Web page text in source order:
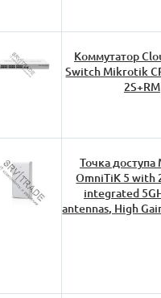
Коммутатор
Switch Mikrotik
2S+RM
Точка
OmniTiK 5 with
integrated
antennas, High